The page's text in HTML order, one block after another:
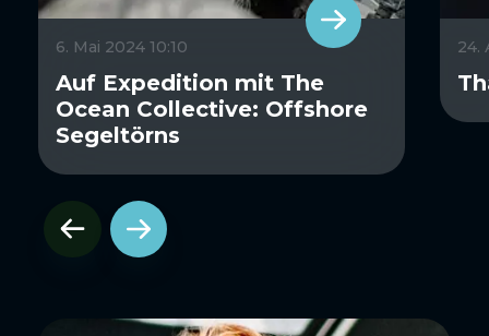
6. Mai 2024 10:10
Auf Expedition mit The
Ocean Collective: Offshore
Segeltörns
24.